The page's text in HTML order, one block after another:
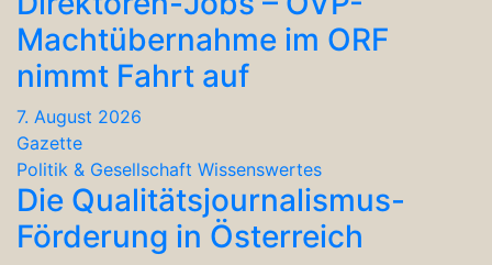
Machtübernahme im ORF
nimmt Fahrt auf
7. August 2026
Gazette
Politik & Gesellschaft Wissenswertes
Die Qualitätsjournalismus-
Förderung in Österreich